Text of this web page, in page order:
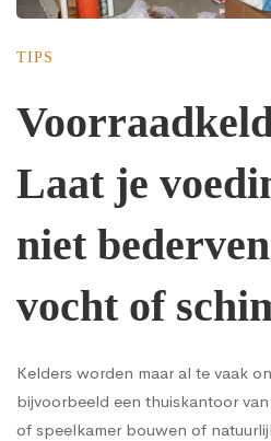
TIPS
Laat je
niet
vocht of
Kelders worden maar al te vaak
bijvoorbeeld een thuiskantoor
of speelkamer bouwen of